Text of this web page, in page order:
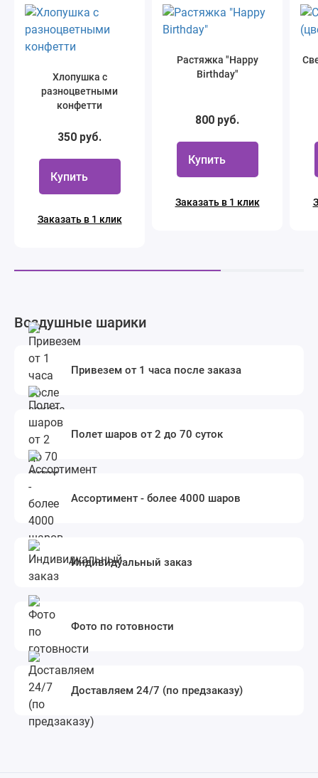
Хлопушка с
разноцветными
конфетти
350 руб.
Купить
Заказать в 1 клик
Растяжка "Happy
Birthday"
800 руб.
Купить
Заказать в 1 клик
Воздушные шарики
Привезем от 1 часа после заказа
Полет шаров от 2 до 70 суток
Ассортимент - более 4000 шаров
Индивидуальный заказ
Фото по готовности
Доставляем 24/7 (по предзаказу)